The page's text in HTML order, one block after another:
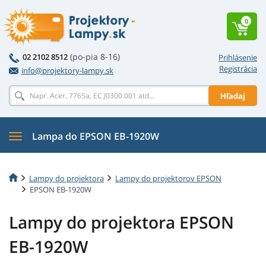
Prihlásenie
Registrácia
02 2102 8512 (po-pia 8-16)
info@projektory-lampy.sk
Hľadaj
0
Lampa do EPSON EB-1920W
Lampy do projektora
Lampy do projektorov EPSON
EPSON EB-1920W
Lampy do projektora EPSON
EB-1920W